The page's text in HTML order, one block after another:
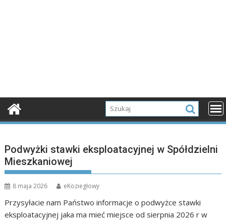
Podwyżki stawki eksploatacyjnej w Spółdzielni
Mieszkaniowej
8 maja 2026 eKoziegłowy
Przysyłacie nam Państwo informacje o podwyżce stawki
eksploatacyjnej jaka ma mieć miejsce od sierpnia 2026 r w